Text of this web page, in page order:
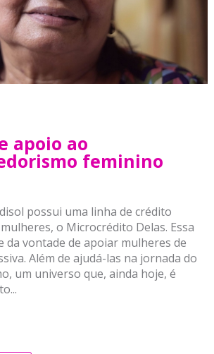
apoio ao
feminino
possui uma linha de crédito
o Microcrédito Delas. Essa
da vontade de apoiar mulheres de
Além de ajudá-las na jornada do
um universo que, ainda hoje, é